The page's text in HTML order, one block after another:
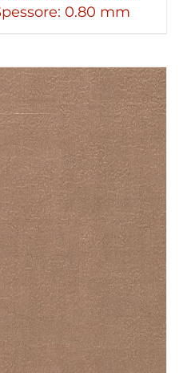
0.80 mm